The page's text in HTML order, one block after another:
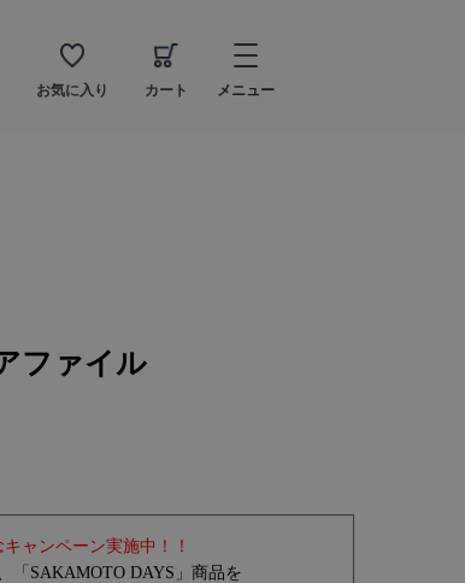
お気に入り カート メニュー
ファイル
ャンペーン実施中！！
「SAKAMOTO DAYS」商品を